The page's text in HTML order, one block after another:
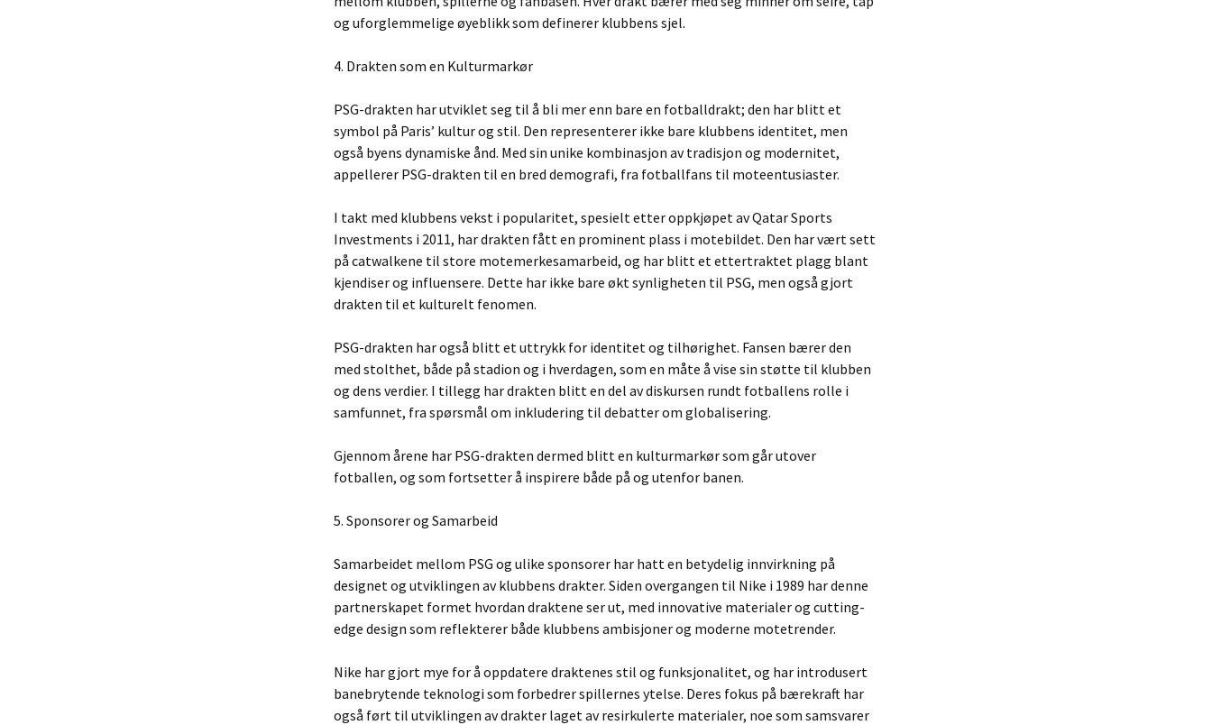
og uforglemmelige øyeblikk som definerer klubbens sjel.
4. Drakten som en Kulturmarkør
PSG-drakten har utviklet seg til å bli mer enn bare en fotballdrakt; den har blitt et
symbol på Paris’ kultur og stil. Den representerer ikke bare klubbens identitet, men
også byens dynamiske ånd. Med sin unike kombinasjon av tradisjon og modernitet,
appellerer PSG-drakten til en bred demografi, fra fotballfans til moteentusiaster.
I takt med klubbens vekst i popularitet, spesielt etter oppkjøpet av Qatar Sports
Investments i 2011, har drakten fått en prominent plass i motebildet. Den har vært sett
på catwalkene til store motemerkesamarbeid, og har blitt et ettertraktet plagg blant
kjendiser og influensere. Dette har ikke bare økt synligheten til PSG, men også gjort
drakten til et kulturelt fenomen.
PSG-drakten har også blitt et uttrykk for identitet og tilhørighet. Fansen bærer den
med stolthet, både på stadion og i hverdagen, som en måte å vise sin støtte til klubben
og dens verdier. I tillegg har drakten blitt en del av diskursen rundt fotballens rolle i
samfunnet, fra spørsmål om inkludering til debatter om globalisering.
Gjennom årene har PSG-drakten dermed blitt en kulturmarkør som går utover
fotballen, og som fortsetter å inspirere både på og utenfor banen.
5. Sponsorer og Samarbeid
Samarbeidet mellom PSG og ulike sponsorer har hatt en betydelig innvirkning på
designet og utviklingen av klubbens drakter. Siden overgangen til Nike i 1989 har denne
partnerskapet formet hvordan draktene ser ut, med innovative materialer og cutting-
edge design som reflekterer både klubbens ambisjoner og moderne motetrender.
Nike har gjort mye for å oppdatere draktenes stil og funksjonalitet, og har introdusert
banebrytende teknologi som forbedrer spillernes ytelse. Deres fokus på bærekraft har
også ført til utviklingen av drakter laget av resirkulerte materialer, noe som samsvarer